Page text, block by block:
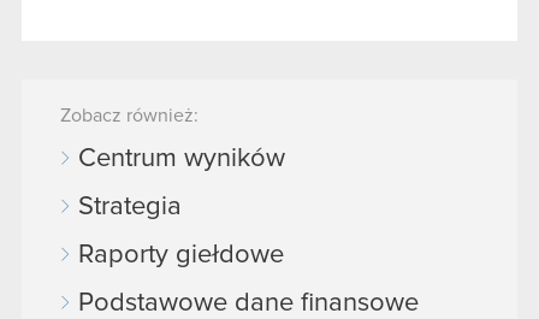
Zobacz również:
Centrum wyników
Strategia
Raporty giełdowe
Podstawowe dane finansowe